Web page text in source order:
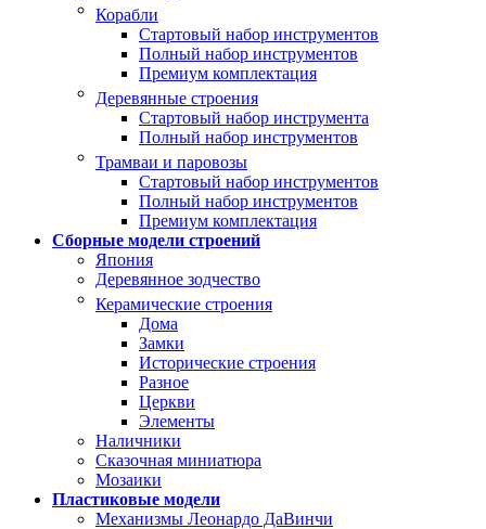
Корабли
Стартовый набор инструментов
Полный набор инструментов
Премиум комплектация
Деревянные строения
Стартовый набор инструмента
Полный набор инструментов
Трамваи и паровозы
Стартовый набор инструментов
Полный набор инструментов
Премиум комплектация
Сборные модели строений
Япония
Деревянное зодчество
Керамические строения
Дома
Замки
Исторические строения
Разное
Церкви
Элементы
Наличники
Сказочная миниатюра
Мозаики
Пластиковые модели
Механизмы Леонардо ДаВинчи